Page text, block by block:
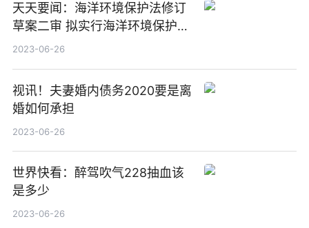
天天要闻：海洋环境保护法修订
草案二审 拟实行海洋环境保护目
标责任制和考核评价制度
2023-06-26
视讯！夫妻婚内债务2020要是离
婚如何承担
2023-06-26
世界快看：醉驾吹气228抽血该
是多少
2023-06-26